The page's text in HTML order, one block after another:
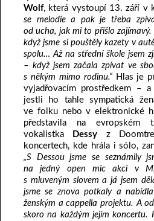
Wolf, která vystoupí 13. září v
se melodie a pak je třeba
od ucha, jak mi to přišlo
když jsme si pouštěly kazety v
spolu… Až na střední škole jsem
– když jsem začala zpívat ve
s někým mimo rodinu.“Hlas je
vyjadřovacím prostředkem –
jestli ho tahle sympatická
ve folku nebo v elektronické
představila na evropském
vokalistka
Dessy z
koncertech, kde hrála i sólo,
„S Dessou jsme se seznámily
na jedný open mic akci v
s mluveným slovem a já jsem
jsme se znova potkaly a
ženským a cappella projektu. A
skoro na každým jejím koncertu.